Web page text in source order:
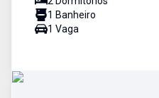
1 Banheiro
1 Vaga